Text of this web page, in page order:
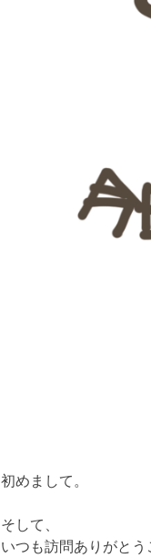
初めまして。
そして、
いつも訪問ありがと